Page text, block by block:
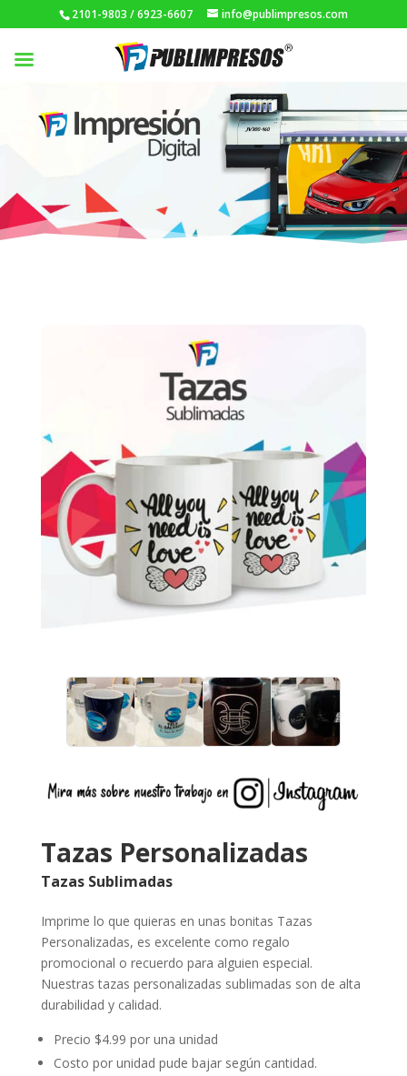
2101-9803 / 6923-6607 info@publimpresos.com
Tazas Personalizadas
Tazas Sublimadas
Imprime lo que quieras en unas bonitas Tazas
Personalizadas, es excelente como regalo
promocional o recuerdo para alguien especial.
Nuestras tazas personalizadas sublimadas son de alta
durabilidad y calidad.
Precio $4.99 por una unidad
Costo por unidad pude bajar según cantidad.